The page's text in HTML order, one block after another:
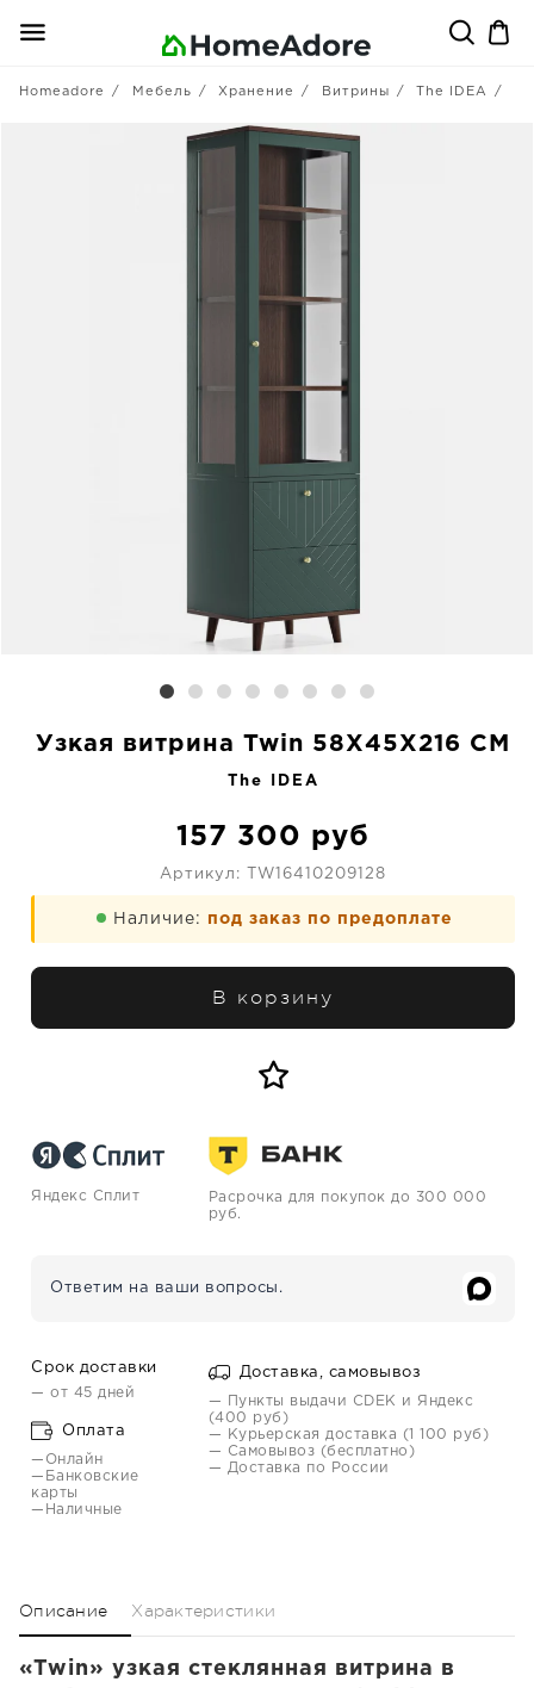
Homeadore Мебель Хранение Витрины The IDEA
Узкая витрина Twin 58X45X216 CM
The IDEA
157 300 руб
Артикул: TW16410209128
Наличие: под заказ по предоплате
В корзину
Яндекс Сплит
Расрочка для покупок до 300 000
руб.
Ответим на ваши вопросы.
Срок доставки
— от 45 дней
Оплата
—Онлайн
—Банковские
карты
—Наличные
Доставка, самовывоз
— Пункты выдачи CDEK и Яндекс
(400 руб)
— Курьерская доставка (1 100 руб)
— Самовывоз (бесплатно)
— Доставка по России
Описание Характеристики
«Twin» узкая стеклянная витрина в